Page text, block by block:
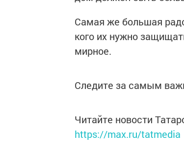
Самая же большая
кого их нужно
мирное.
Следите за самым
Читайте новости
https://max.ru/tatmedia